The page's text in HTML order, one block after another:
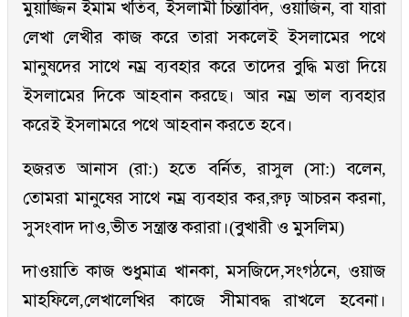
মুয়াজ্জিন ইমাম খতিব, ইসলামী চিন্তাবিদ, ওয়াজিন, বা যারা
লেখা লেখীর কাজ করে তারা সকলেই ইসলামের পথে
মানুষদের সাথে নম্র ব্যবহার করে তাদের বুদ্ধি মত্তা দিয়ে
ইসলামের দিকে আহবান করছে। আর নম্র ভাল ব্যবহার
করেই ইসলামরে পথে আহবান করতে হবে।
হজরত আনাস (রা:) হতে বর্নিত, রাসুল (সা:) বলেন,
তোমরা মানুষের সাথে নম্র ব্যবহার কর,রুঢ় আচরন করনা,
সুসংবাদ দাও,ভীত সন্ত্রাস্ত করারা।(বুখারী ও মুসলিম)
দাওয়াতি কাজ শুধুমাত্র খানকা, মসজিদে,সংগঠনে, ওয়াজ
মাহফিলে,লেখালেখির কাজে সীমাবদ্ধ রাখলে হবেনা।